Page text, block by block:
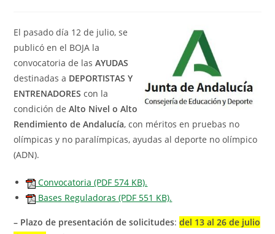
El pasado día 12 de julio, se
publicó en el BOJA la
convocatoria de lasAYUDAS
destinadas a DEPORTISTAS Y
ENTRENADORES con la
condición deAlto Nivel o Alto
Rendimiento de Andalucía, con méritos en pruebas no
olímpicas y no paralímpicas, ayudas al deporte no olímpico
(ADN).
Convocatoria (PDF 574 KB).
Bases Reguladoras (PDF 551 KB).
– Plazo de presentación de solicitudes:del 13 al 26 de julio